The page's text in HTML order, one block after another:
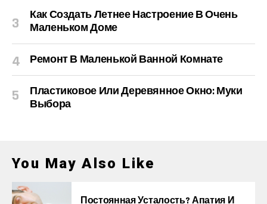
Как Создать Летнее Настроение В Очень
Маленьком Доме
Ремонт В Маленькой Ванной Комнате
Пластиковое Или Деревянное Окно: Муки
Выбора
You May Also Like
Постоянная Усталость? Апатия И